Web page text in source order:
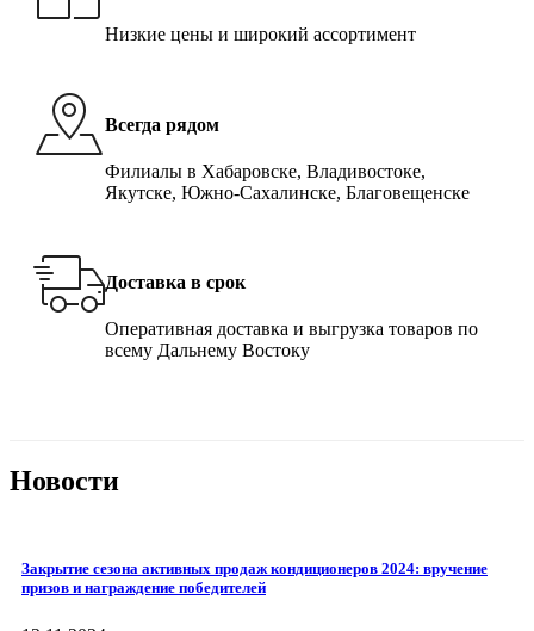
Низкие цены и широкий ассортимент
Всегда рядом
Филиалы в Хабаровске, Владивостоке,
Якутске, Южно-Сахалинске, Благовещенске
Доставка в срок
Оперативная доставка и выгрузка товаров по
всему Дальнему Востоку
Новости
Закрытие сезона активных продаж кондиционеров 2024: вручение
призов и награждение победителей